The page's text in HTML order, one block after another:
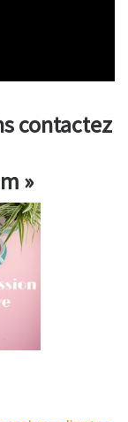
contactez
»